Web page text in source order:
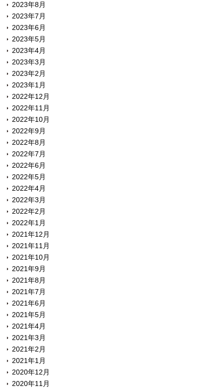
2023年8月
2023年7月
2023年6月
2023年5月
2023年4月
2023年3月
2023年2月
2023年1月
2022年12月
2022年11月
2022年10月
2022年9月
2022年8月
2022年7月
2022年6月
2022年5月
2022年4月
2022年3月
2022年2月
2022年1月
2021年12月
2021年11月
2021年10月
2021年9月
2021年8月
2021年7月
2021年6月
2021年5月
2021年4月
2021年3月
2021年2月
2021年1月
2020年12月
2020年11月